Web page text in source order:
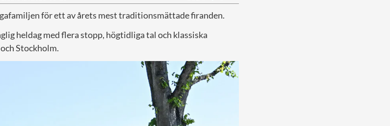
för ett av årets mest traditionsmättade firanden.
heldag med flera stopp, högtidliga tal och klassiska
Stockholm.